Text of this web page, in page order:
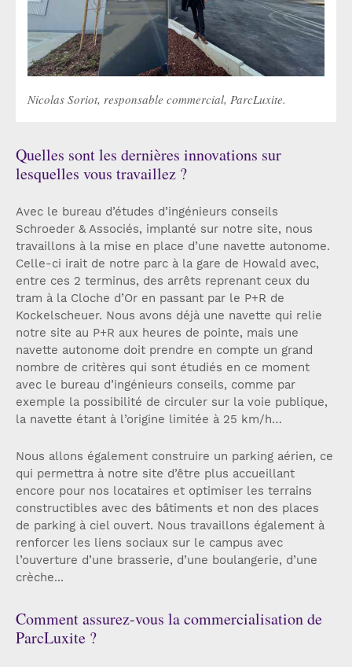
Nicolas Soriot, responsable commercial, ParcLuxite.
Quelles sont les dernières innovations sur
lesquelles vous travaillez ?
Avec le bureau d’études d’ingénieurs conseils
Schroeder & Associés, implanté sur notre site, nous
travaillons à la mise en place d’une navette autonome.
Celle-ci irait de notre parc à la gare de Howald avec,
entre ces 2 terminus, des arrêts reprenant ceux du
tram à la Cloche d’Or en passant par le P+R de
Kockelscheuer. Nous avons déjà une navette qui relie
notre site au P+R aux heures de pointe, mais une
navette autonome doit prendre en compte un grand
nombre de critères qui sont étudiés en ce moment
avec le bureau d’ingénieurs conseils, comme par
exemple la possibilité de circuler sur la voie publique,
la navette étant à l’origine limitée à 25 km/h…
Nous allons également construire un parking aérien, ce
qui permettra à notre site d’être plus accueillant
encore pour nos locataires et optimiser les terrains
constructibles avec des bâtiments et non des places
de parking à ciel ouvert. Nous travaillons également à
renforcer les liens sociaux sur le campus avec
l’ouverture d’une brasserie, d’une boulangerie, d’une
crèche...
Comment assurez-vous la commercialisation de
ParcLuxite ?